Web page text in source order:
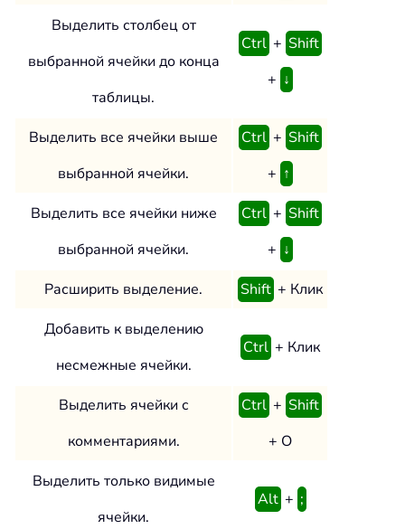
Выделить столбец от
выбранной ячейки до конца
таблицы.
Ctrl + Shift
+ ↓
Выделить все ячейки выше
выбранной ячейки.
Ctrl + Shift
+ ↑
Выделить все ячейки ниже
выбранной ячейки.
Ctrl + Shift
+ ↓
Расширить выделение.
Shift + Клик
Добавить к выделению
несмежные ячейки.
Ctrl + Клик
Выделить ячейки с
комментариями.
Ctrl + Shift
+ O
Выделить только видимые
ячейки.
Alt + ;